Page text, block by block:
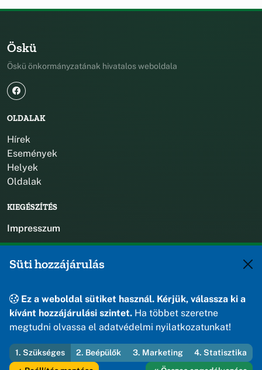
Öskü
Öskü önkormányzatának hivatalos weboldala
OLDALAK
Hírek
Események
Helyek
Oldalak
KIEGÉSZÍTÉS
Impresszum
+36 88 588 560
jegyzo@osku.hu
8191 Öskü, Szabadság tér 1.
Süti hozzájárulás
Ez a weboldal sütiket használ. Kérjük, válassza ki a
kívánt hozzájárulási szintet. Ha többet szeretne
megtudni olvassa el adatvédelmi nyilatkozatunkat!
1. Szükséges 2. Beépülők 3. Marketing
4. Statisztika